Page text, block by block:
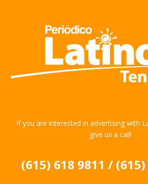
If you are interested in advertising with
give us a call!
(615) 618 9811 / (615)